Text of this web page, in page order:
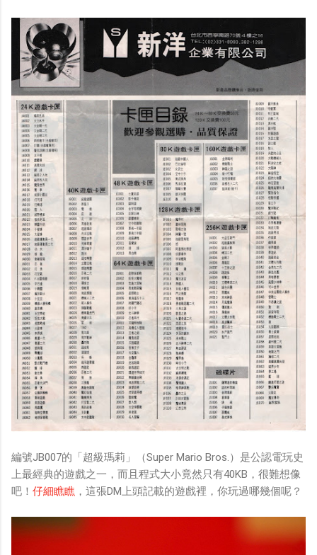
編號JB007的「超級瑪莉」（Super Mario Bros.）是公認電玩史
上最經典的遊戲之一，而且程式大小竟然只有40KB，很難想像
吧！ 仔細瞧瞧 ，這張DM上頭記載的遊戲裡，你玩過哪幾個呢？